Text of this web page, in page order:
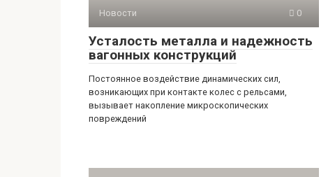
Новости 0
Усталость металла и надежность
вагонных конструкций
Постоянное воздействие динамических сил,
возникающих при контакте колес с рельсами,
вызывает накопление микроскопических
повреждений